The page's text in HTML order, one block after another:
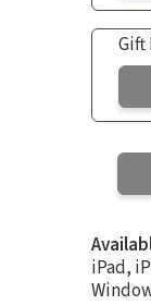
Gift
iPad,